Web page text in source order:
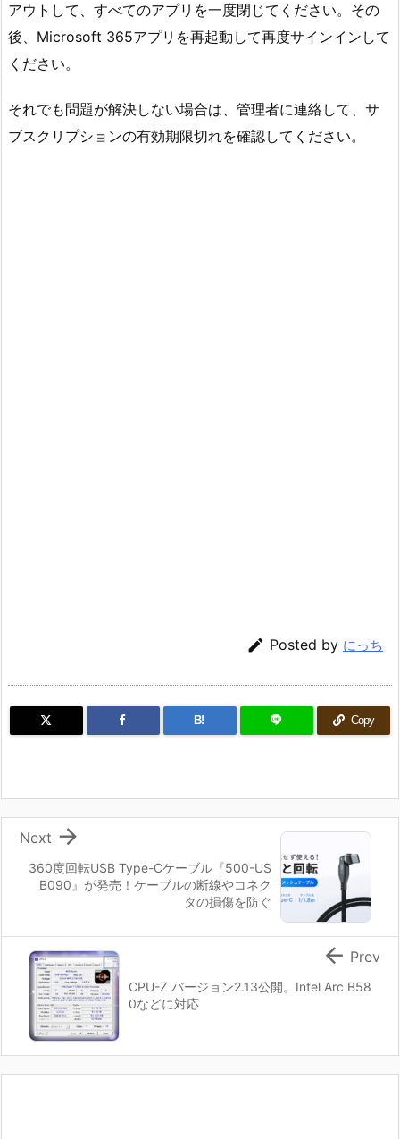
アウトして、すべてのアプリを一度閉じてください。その
後、Microsoft 365アプリを再起動して再度サインインして
ください。
それでも問題が解決しない場合は、管理者に連絡して、サ
ブスクリプションの有効期限切れを確認してください。
 Posted by にっち
B! Copy
360度回転USB Type-Cケーブル『500-US
B090』が発売！ケーブルの断線やコネク
タの損傷を防ぐ

Next
CPU-Z バージョン2.13公開。Intel Arc B58
0などに対応
 Prev